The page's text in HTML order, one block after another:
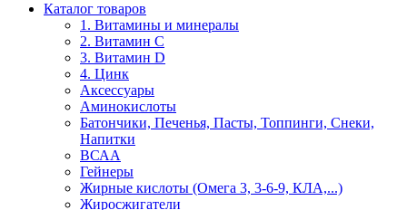
Каталог товаров
1. Витамины и минералы
2. Витамин С
3. Витамин D
4. Цинк
Аксессуары
Аминокислоты
Батончики, Печенья, Пасты, Топпинги, Снеки,
Напитки
ВСАА
Гейнеры
Жирные кислоты (Омега 3, 3-6-9, КЛА,...)
Жиросжигатели